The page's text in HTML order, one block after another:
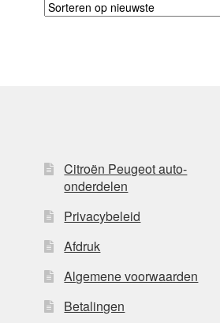
Citroën Peugeot auto-
onderdelen
Privacybeleid
Afdruk
Algemene voorwaarden
Betalingen